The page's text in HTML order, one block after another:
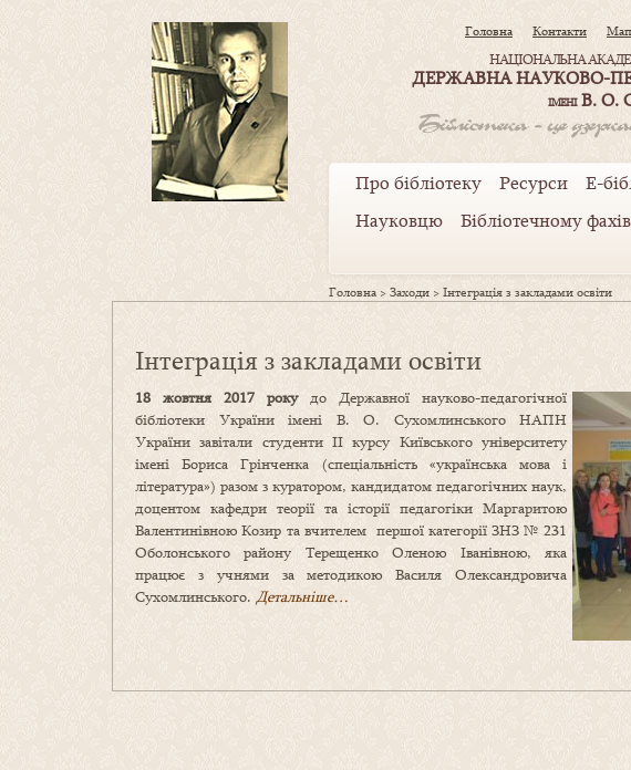
Головна Контакти
НАЦІОНАЛЬНА
ДЕРЖАВНА НАУКОВО-
ІМЕНІВ. О.
Про бібліотеку Ресурси Е-
Науковцю
Бібліотечному
Головна >Заходи >Інтеграція з закладами освіти
Інтеграція з закладами освіти
18 жовтня 2017 рокудо Державної науково-педагогічної
бібліотеки України імені В. О. Сухомлинського НАПН
України завітали студенти ІІ курсу Київського університету
імені Бориса Грінченка (спеціальність «українська мова і
література») разом з куратором, кандидатом педагогічних наук,
доцентом кафедри теорії та історії педагогіки Маргаритою
Валентинівною Козир та вчителем першої категорії ЗНЗ № 231
Оболонського району Терещенко Оленою Іванівною, яка
працює з учнями за методикою Василя Олександровича
Сухомлинського. Детальніше…